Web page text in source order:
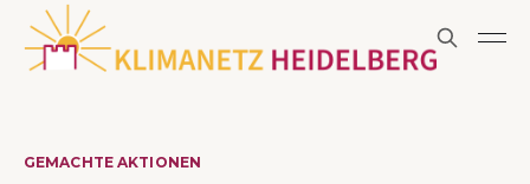
GEMACHTE AKTIONEN